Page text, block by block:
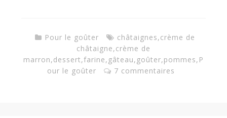
Pour le goûter châtaignes,crème de
châtaigne,crème de
marron,dessert,farine, gâteau, goûter,pommes, P
our le goûter
7 commentaires